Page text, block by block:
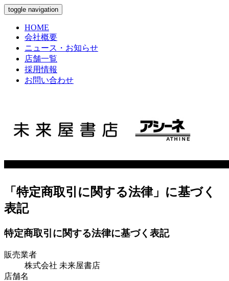
toggle navigation
HOME
会社概要
ニュース・お知らせ
店舗一覧
採用情報
お問い合わせ
「特定商取引に関する法律」に基づく
表記
特定商取引に関する法律に基づく表記
販売業者
株式会社 未来屋書店
店舗名